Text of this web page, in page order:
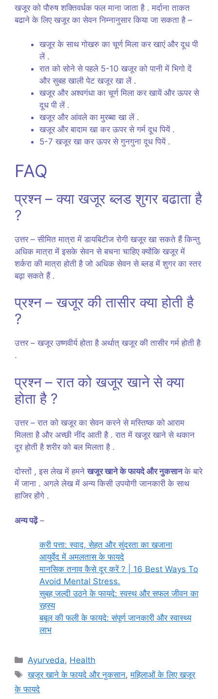
खजूर को पौरुष शक्तिवर्धक फल माना जाता है . मर्दाना ताकत
बढाने के लिए खजूर का सेवन निम्नानुसार किया जा सकता है –
खजूर के साथ गोखरु का चूर्ण मिला कर खाएं और दूध पी
लें .
रात को सोने से पहले 5-10 खजूर को पानी में भिगो दें
और सुबह खाली पेट खजूर खा लें .
खजूर और अश्वगंधा का चूर्ण मिला कर खायें और ऊपर से
दूध पी लें .
खजूर और आंवले का मुरब्बा खा लें .
खजूर और बादाम खा कर ऊपर से गर्म दूध पियें .
5-7 खजूर खा कर ऊपर से गुनगुना दूध पियें .
FAQ
प्रश्न – क्या खजूर ब्लड शुगर बढाता है
?
उत्तर – सीमित मात्रा में डायबिटीज रोगी खजूर खा सकते हैं किन्तु
अधिक मात्रा में इसके सेवन से बचना चाहिए क्योंकि खजूर में
शर्करा की मात्रा होती है जो अधिक सेवन से ब्लड में शुगर का स्तर
बढ़ा सकते हैं .
प्रश्न – खजूर की तासीर क्या होती है
?
उत्तर – खजूर उष्णवीर्य होता है अर्थात् खजूर की तासीर गर्म होती है
.
प्रश्न – रात को खजूर खाने से क्या
होता है ?
उत्तर – रात को खजूर का सेवन करने से मस्तिष्क को आराम
मिलता है और अच्छी नींद आती है . रात में खजूर खाने से थकान
दूर होती है शरीर को बल मिलता है .
दोस्तों , इस लेख में हमनेखजूर खाने के फायदे और नुकसानके बारे
में जाना . अगले लेख में अन्य किसी उपयोगी जानकारी के साथ
हाजिर होंगे .
अन्य पढ़ें–
करी पत्ता: स्वाद, सेहत और सुंदरता का खजाना
आयुर्वेद में अमलतास के फायदे
मानसिक तनाव कैसे दूर करें ? | 16 Best Ways To
Avoid Mental Stress.
सुबह जल्दी उठने के फायदे: स्वस्थ और सफल जीवन का
रहस्य
बबूल की फली के फायदे: संपूर्ण जानकारी और स्वास्थ्य
लाभ
Categories
Ayurveda, Health
Tags
खजूर खाने के फायदे और नुकसान,महिलाओं के लिए खजूर
के फायदे